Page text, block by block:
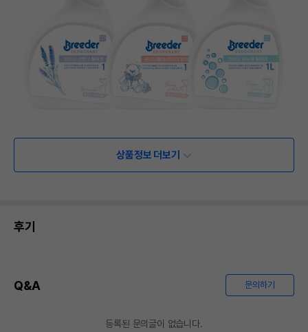
상품정보 더보기
후기
Q&A 문의하기
등록된 문의글이 없습니다.